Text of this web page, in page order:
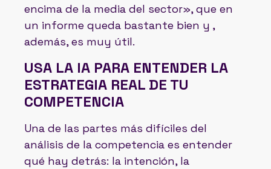
encima de la media del sector», que en
un informe queda bastante bien y ,
además, es muy útil.
USA LA IA PARA ENTENDER LA
ESTRATEGIA REAL DE TU
COMPETENCIA
Una de las partes más difíciles del
análisis de la competencia es entender
qué hay detrás: la intención, la